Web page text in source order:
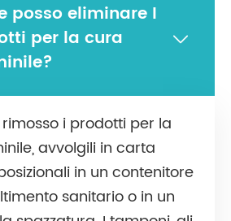
posso eliminare I
per la cura

i prodotti per la
avvolgili in carta
in un contenitore
sanitario o in un